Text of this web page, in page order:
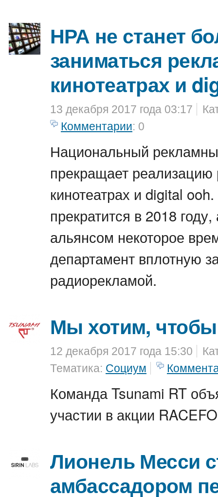
НРА не станет
заниматься
кинотеатрах и
13 декабря 2017 года 03:17
Комментарии: 0
Национальный
прекращает
кинотеатрах и digital
прекратится в 2018
альянсом некоторое
департамент вплотную
радиорекламой.
Мы хотим,
12 декабря 2017 года 15:30
Тематика: Социум
Команда Tsunami RT
участии в акции
Лионель Месси
амбассадором